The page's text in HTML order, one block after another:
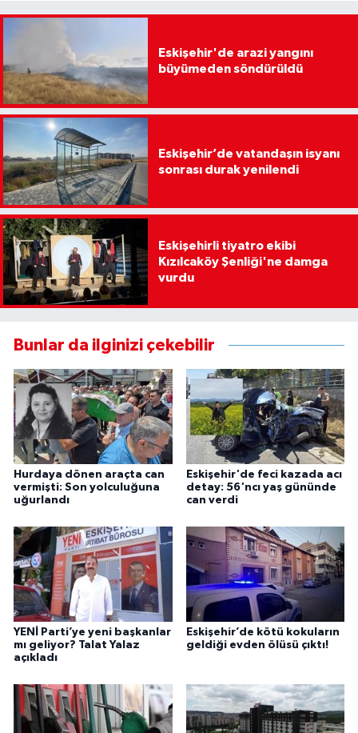
Eskişehir'de arazi yangını
büyümeden söndürüldü
Eskişehir’de vatandaşın isyanı
sonrası durak yenilendi
Eskişehirli tiyatro ekibi
Kızılcaköy Şenliği'ne damga
vurdu
Bunlar da ilginizi çekebilir
Hurdaya dönen araçta can
vermişti: Son yolculuğuna
uğurlandı
Eskişehir'de feci kazada acı
detay: 56'ncı yaş gününde
can verdi
YENİ Parti’ye yeni başkanlar
mı geliyor? Talat Yalaz
açıkladı
Eskişehir’de kötü kokuların
geldiği evden ölüsü çıktı!